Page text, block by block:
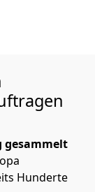
gesammelt
Hunderte